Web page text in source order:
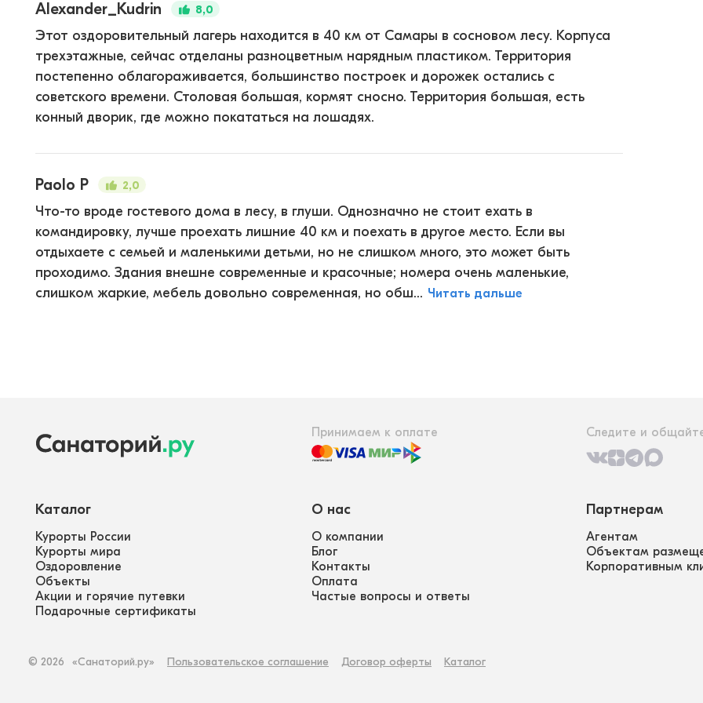
Alexander_Kudrin 8,0
Этот оздоровительный лагерь находится в 40 км от Самары в сосновом лесу. Корпуса
трехэтажные, сейчас отделаны разноцветным нарядным пластиком. Территория
постепенно облагораживается, большинство построек и дорожек остались с
советского времени. Столовая большая, кормят сносно. Территория большая, есть
конный дворик, где можно покататься на лошадях.
Paolo P 2,0
Что-то вроде гостевого дома в лесу, в глуши. Однозначно не стоит ехать в
командировку, лучше проехать лишние 40 км и поехать в другое место. Если вы
отдыхаете с семьей и маленькими детьми, но не слишком много, это может быть
проходимо. Здания внешне современные и красочные; номера очень маленькие,
слишком жаркие, мебель довольно современная, но обш... Читать дальше
Каталог
Курорты России
Курорты мира
Оздоровление
Объекты
Акции и горячие путевки
Подарочные сертификаты
Принимаем к оплате
О нас
О компании
Блог
Контакты
Оплата
Частые вопросы и ответы
Следите и
Партнерам
Агентам
Объектам
Корпоративным
© 2026 «Санаторий.ру» Пользовательское соглашение Договор оферты Каталог